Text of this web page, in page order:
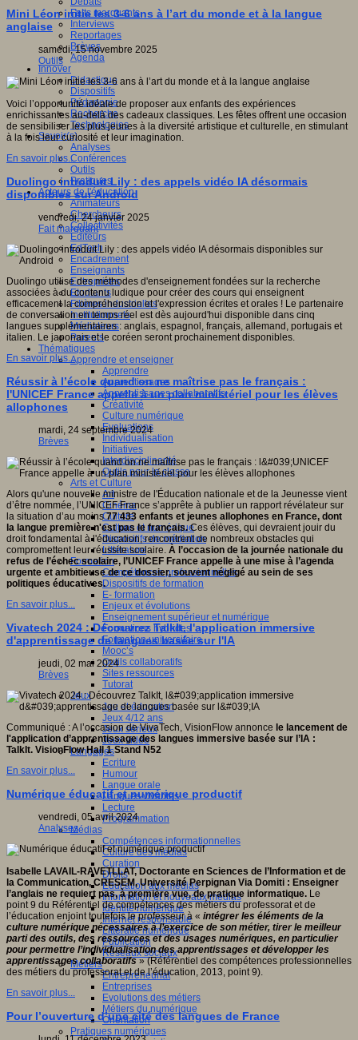
Faits marquants
Interviews
Reportages
Brèves
Agenda
Innover
Didactique
Dispositifs
Pédagogie
Recherche
Technologies
Savoir(s)
Analyses
Conférences
Outils
Pratiques
Acteurs de l'éducation
Animateurs
Chercheurs
Collectivités
Editeurs
EdTech
Encadrement
Enseignants
Entreprises
Etudiants
Filières industrielles
Institutionnels
Médiateurs
Parents
Thématiques
Apprendre et enseigner
Apprendre
Apprentissages
Apprentissages collaboratifs
Créativité
Culture numérique
Evaluations
Individualisation
Initiatives
Interdisciplinarité
Outils pour la classe
Arts et Culture
Art
Cinéma
Culture
Culture et numérique
Dispositifs de médiation
Littérature
Formation
Compétences professionnelles
Dispositifs de formation
E- formation
Enjeux et évolutions
Enseignement supérieur et numérique
Formations hybrides
Formation universitaire
Mooc’s
Outils collaboratifs
Sites ressources
Tutorat
Jeux
Jeu et éducation
Jeux 4/12 ans
Jeux sérieux
Jeux vidéo
Langages
Ecriture
Humour
Langue orale
Langues vivantes
Lecture
Programmation
Médias
Compétences informationnelles
Culture des médias
Curation
Droits
Education aux médias
Information et nouveaux médias
Identité numérique
Internet responsable
Littératie numérique
Publication
Réseaux sociaux
Métiers
Entrepreneuriat
Entreprises
Evolutions des métiers
Métiers du numérique
Orientation
Pratiques numériques
Mini Léon initie les 3-6 ans à l’art du monde et à la langue
anglaise
samedi, 15 novembre 2025
Outils
Voici l’opportunité idéale de proposer aux enfants des expériences
enrichissantes au-delà des cadeaux classiques. Les fêtes offrent une occasion
de sensibiliser les plus jeunes à la diversité artistique et culturelle, en stimulant
à la fois leur curiosité et leur imagination.
En savoir plus...
Duolingo introduit Lily : des appels vidéo IA désormais
disponibles sur Android
vendredi, 24 janvier 2025
Fait marquant
Duolingo utilise des méthodes d'enseignement fondées sur la recherche
associées à du contenu ludique pour créer des cours qui enseignent
efficacement la compréhension et l'expression écrites et orales ! Le partenaire
de conversation en temps réel est dès aujourd'hui disponible dans cinq
langues supplémentaires : anglais, espagnol, français, allemand, portugais et
italien. Le japonais et le coréen seront prochainement disponibles.
En savoir plus...
Réussir à l’école quand on ne maîtrise pas le français :
l'UNICEF France appelle à un plan ministériel pour les élèves
allophones
mardi, 24 septembre 2024
Brèves
Alors qu'une nouvelle ministre de l'Éducation nationale et de la Jeunesse vient
d’être nommée, l’UNICEF France s’apprête à publier un rapport révélateur sur
la situation d’au moins77 433 enfants et jeunes allophones en France, dont
la langue première n'est pas le français.Ces élèves, qui devraient jouir du
droit fondamental à l'éducation, rencontrent de nombreux obstacles qui
compromettent leur réussite scolaire. À l’occasion de la journée nationale du
refus de l’échec scolaire, l’UNICEF France appelle à une mise à l’agenda
urgente et ambitieuse de ce dossier, souvent négligé au sein de ses
politiques éducatives.
En savoir plus...
Vivatech 2024 : Découvrez TalkIt, l'application immersive
d'apprentissage de langues basée sur l'IA
jeudi, 02 mai 2024
Brèves
Communiqué : A l’occasion de VivaTech, VisionFlow annonce le lancement de
l'application d’apprentissage des langues immersive basée sur l’IA :
TalkIt. VisionFlowHall 1 Stand N52
En savoir plus...
Numérique éducatif et numérique productif
vendredi, 05 avril 2024
Analyses
Isabelle LAVAIL-RAVETLLAT, Doctorante en Sciences de l’Information et de
la Communication, CRESEM, Université Perpignan Via Domiti : Enseigner
l’anglais ne requiert pas, à première vue, de pratique informatique. Le
point 9 du Référentiel de compétences des métiers du professorat et de
l’éducation enjoint toutefois le professeur à « intégrer les éléments de la
culture numérique nécessaires à l’exercice de son métier, tirer le meilleur
parti des outils, des ressources et des usages numériques, en particulier
pour permettre l’individualisation des apprentissages et développer les
apprentissages collaboratifs» (Référentiel des compétences professionnelles
des métiers du professorat et de l’éducation, 2013, point 9).
En savoir plus...
Pour l’ouverture d’une cité des langues de France